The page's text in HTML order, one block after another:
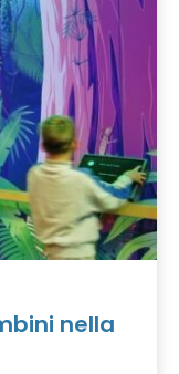
nella